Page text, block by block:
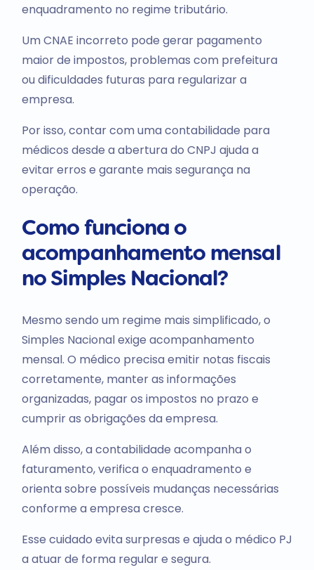
enquadramento no regime tributário.
Um CNAE incorreto pode gerar pagamento
maior de impostos, problemas com prefeitura
ou dificuldades futuras para regularizar a
empresa.
Por isso, contar com uma contabilidade para
médicos desde a abertura do CNPJ ajuda a
evitar erros e garante mais segurança na
operação.
Como funciona o
acompanhamento mensal
no Simples Nacional?
Mesmo sendo um regime mais simplificado, o
Simples Nacional exige acompanhamento
mensal. O médico precisa emitir notas fiscais
corretamente, manter as informações
organizadas, pagar os impostos no prazo e
cumprir as obrigações da empresa.
Além disso, a contabilidade acompanha o
faturamento, verifica o enquadramento e
orienta sobre possíveis mudanças necessárias
conforme a empresa cresce.
Esse cuidado evita surpresas e ajuda o médico PJ
a atuar de forma regular e segura.